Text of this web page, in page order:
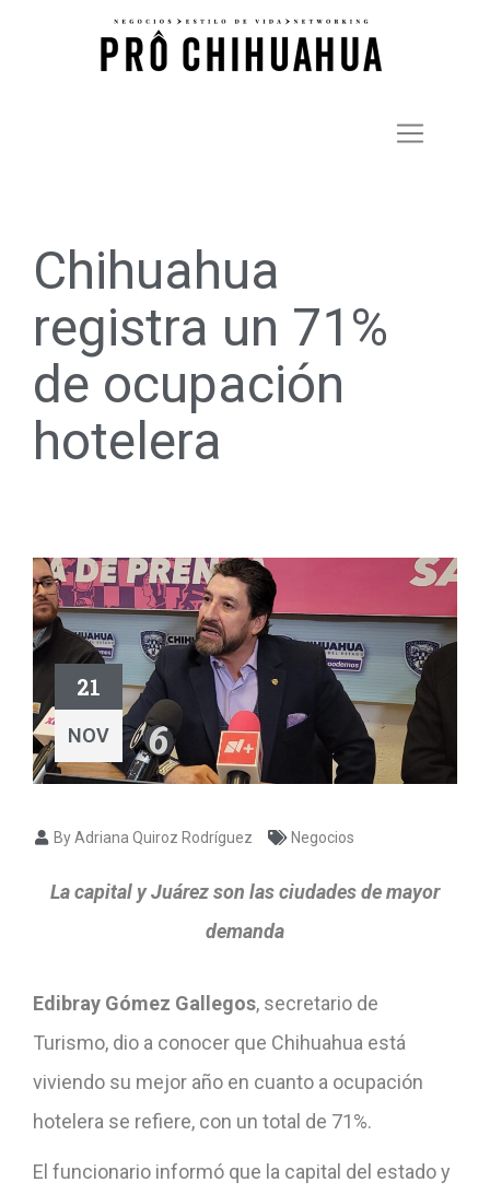
Chihuahua
registra un 71%
de ocupación
hotelera
21
NOV
By Adriana Quiroz Rodríguez Negocios
La capital y Juárez son las ciudades de mayor
demanda
Edibray Gómez Gallegos, secretario de
Turismo, dio a conocer que Chihuahua está
viviendo su mejor año en cuanto a ocupación
hotelera se refiere, con un total de 71%.
El funcionario informó que la capital del estado y